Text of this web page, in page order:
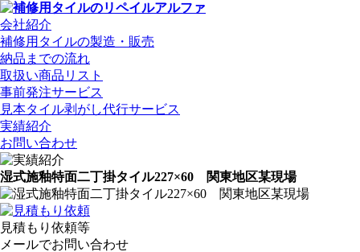
会社紹介
補修用タイルの製造・販売
納品までの流れ
取扱い商品リスト
事前発注サービス
見本タイル剥がし代行サービス
実績紹介
お問い合わせ
湿式施釉特面二丁掛タイル227×60 関東地区某現場
見積もり依頼等
メールでお問い合わせ